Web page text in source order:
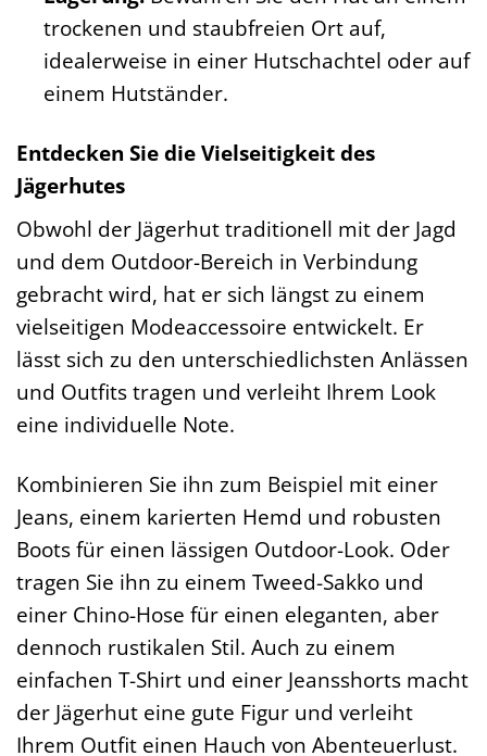
trockenen und staubfreien Ort auf,
idealerweise in einer Hutschachtel oder auf
einem Hutständer.
Entdecken Sie die Vielseitigkeit des
Jägerhutes
Obwohl der Jägerhut traditionell mit der Jagd
und dem Outdoor-Bereich in Verbindung
gebracht wird, hat er sich längst zu einem
vielseitigen Modeaccessoire entwickelt. Er
lässt sich zu den unterschiedlichsten Anlässen
und Outfits tragen und verleiht Ihrem Look
eine individuelle Note.
Kombinieren Sie ihn zum Beispiel mit einer
Jeans, einem karierten Hemd und robusten
Boots für einen lässigen Outdoor-Look. Oder
tragen Sie ihn zu einem Tweed-Sakko und
einer Chino-Hose für einen eleganten, aber
dennoch rustikalen Stil. Auch zu einem
einfachen T-Shirt und einer Jeansshorts macht
der Jägerhut eine gute Figur und verleiht
Ihrem Outfit einen Hauch von Abenteuerlust.